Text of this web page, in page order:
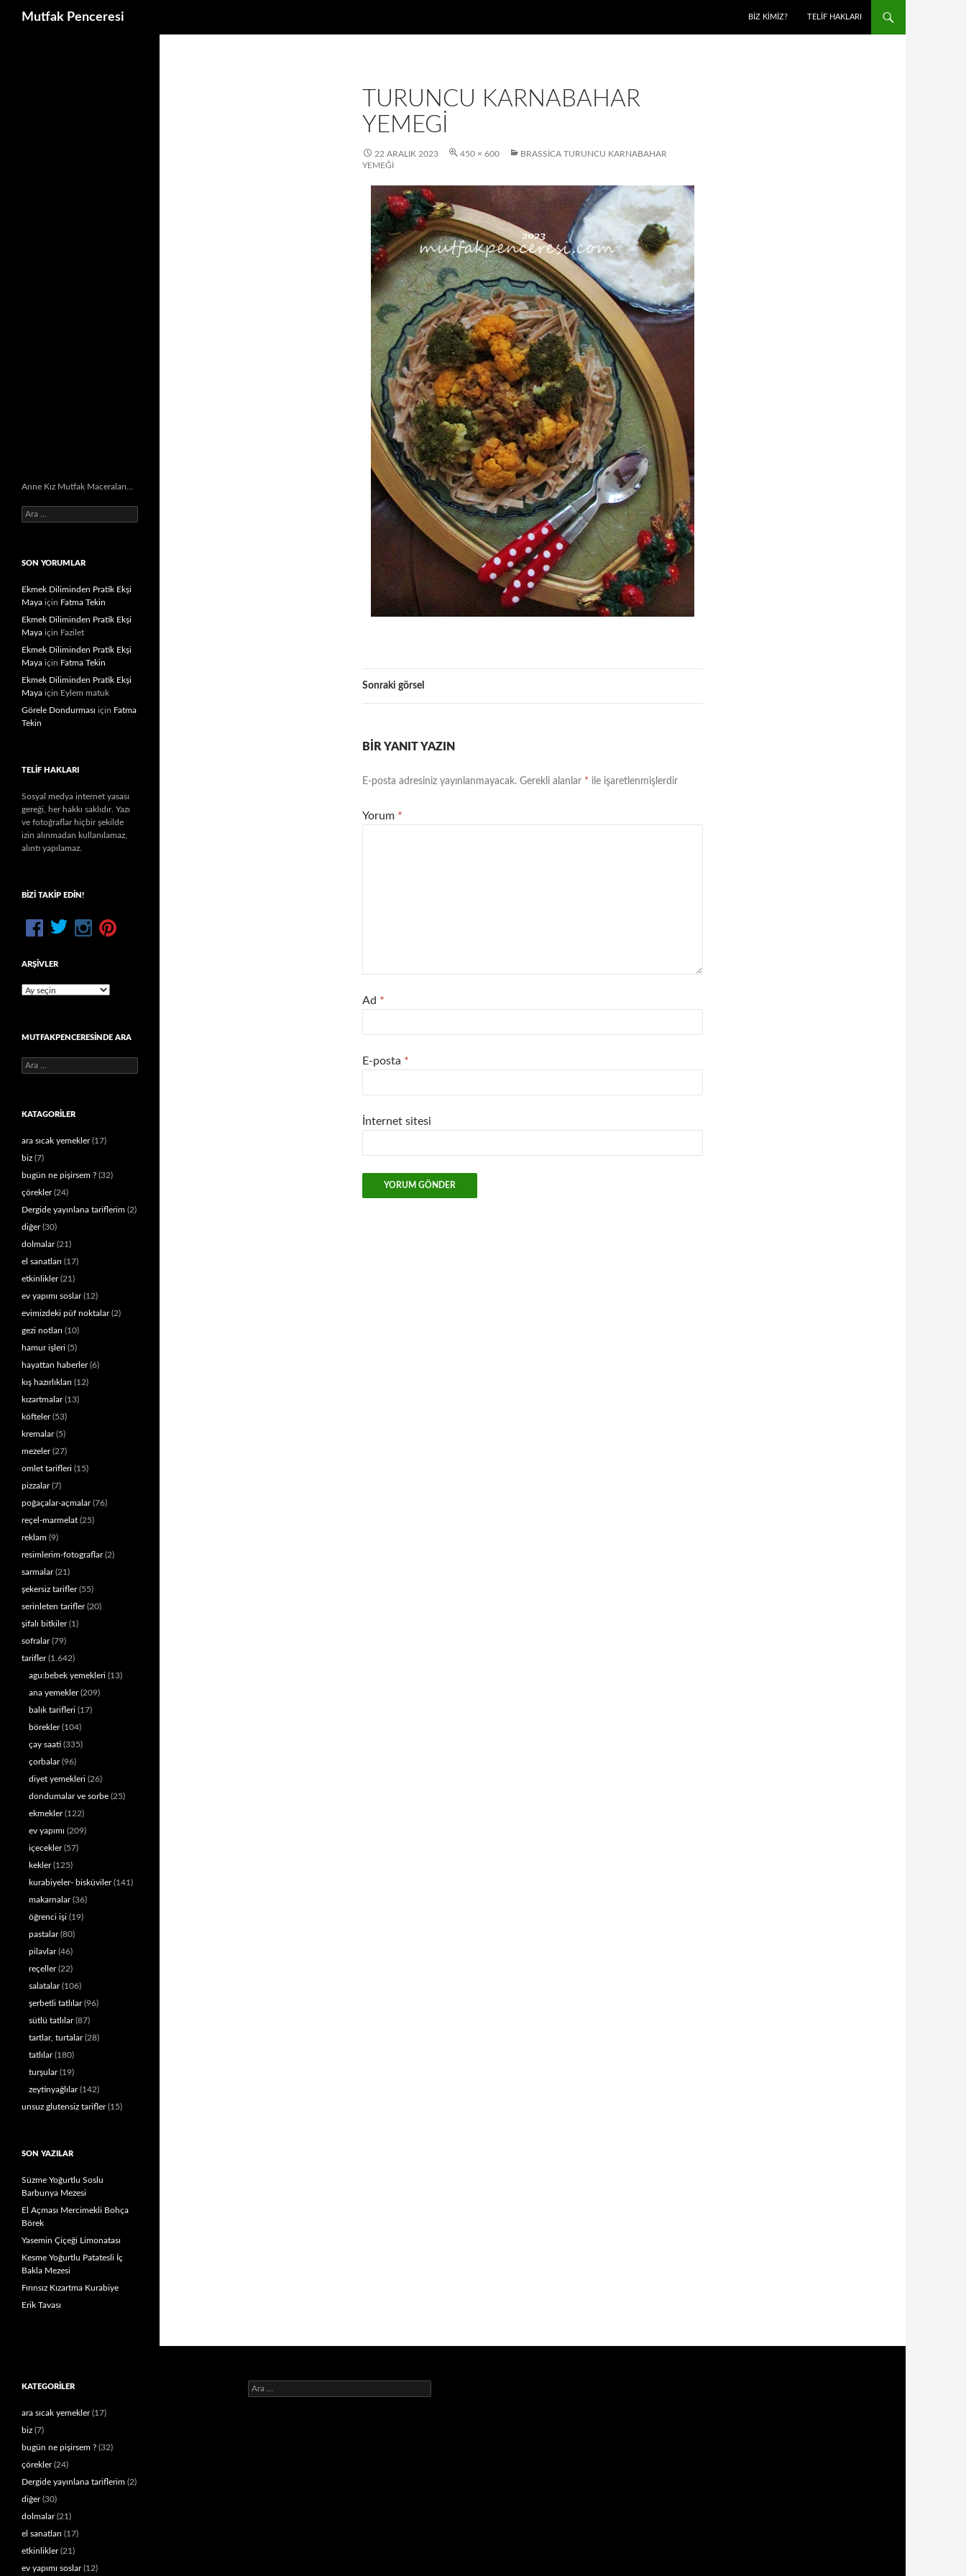
Mutfak Penceresi BIZ KIMIZ? TELIF HAKLARI
TURUNCU KARNABAHAR
YEMEGI
22 ARALIK 2023 450 × 600
BRASSICA TURUNCU KARNABAHAR
YEMEĞI
Sonraki görsel
BIR YANIT YAZIN
E-posta adresiniz yayınlanmayacak. Gerekli alanlar * ile işaretlenmişlerdir
Yorum *
Ad *
E-posta *
İnternet sitesi
Anne Kız Mutfak Maceraları…
Arama:
SON YORUMLAR
Ekmek Diliminden Pratik Ekşi
Maya için Fatma Tekin
Ekmek Diliminden Pratik Ekşi
Maya için Fazilet
Ekmek Diliminden Pratik Ekşi
Maya için Fatma Tekin
Ekmek Diliminden Pratik Ekşi
Maya için Eylem matuk
Görele Dondurması için Fatma
Tekin
TELIF HAKLARI
Sosyal medya internet yasası
gereği, her hakkı saklıdır. Yazı
ve fotoğraflar hiçbir şekilde
izin alınmadan kullanılamaz,
alıntı yapılamaz.
BIZI TAKIP EDIN!
ARŞIVLER
Arşivler
MUTFAKPENCERESINDE ARA
Arama:
KATAGORILER
ara sıcak yemekler(17)
biz (7)
bugün ne pişirsem ? (32)
çörekler(24)
Dergide yayınlana tariflerim (2)
diğer(30)
dolmalar(21)
el sanatları (17)
etkinlikler(21)
ev yapımı soslar(12)
evimizdeki püf noktalar(2)
gezi notları (10)
hamur işleri (5)
hayattan haberler(6)
kış hazırlıkları (12)
kızartmalar(13)
köfteler(53)
kremalar(5)
mezeler(27)
omlet tarifleri (15)
pizzalar(7)
poğaçalar-açmalar(76)
reçel-marmelat (25)
reklam (9)
resimlerim-fotograflar(2)
sarmalar(21)
şekersiz tarifler(55)
serinleten tarifler(20)
şifalı bitkiler(1)
sofralar(79)
tarifler(1.642)
agu:bebek yemekleri (13)
ana yemekler(209)
balık tarifleri (17)
börekler(104)
çay saati (335)
çorbalar(96)
diyet yemekleri (26)
dondumalar ve sorbe (25)
ekmekler(122)
ev yapımı (209)
içecekler(57)
kekler(125)
kurabiyeler- bisküviler(141)
makarnalar(36)
öğrenci işi (19)
pastalar(80)
pilavlar(46)
reçeller(22)
salatalar(106)
şerbetli tatlılar(96)
sütlü tatlılar(87)
tartlar, turtalar(28)
tatlılar(180)
turşular(19)
zeytinyağlılar(142)
unsuz glutensiz tarifler(15)
SON YAZILAR
Süzme Yoğurtlu Soslu
Barbunya Mezesi
El Açması Mercimekli Bohça
Börek
Yasemin Çiçeği Limonatası
Kesme Yoğurtlu Patatesli İç
Bakla Mezesi
Fırınsız Kızartma Kurabiye
Erik Tavası
KATEGORILER
ara sıcak yemekler(17)
biz (7)
bugün ne pişirsem ? (32)
çörekler(24)
Dergide yayınlana tariflerim (2)
diğer(30)
dolmalar(21)
el sanatları (17)
etkinlikler(21)
ev yapımı soslar(12)
Arama: